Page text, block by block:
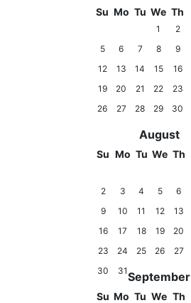
Su Mo Tu We Th
1 2
5
6 7 8 9
12
13 14 15 16
19
20 21 22 23
26
27 28 29 30
August
Su Mo Tu We Th
2
3 4 5 6
9
10 11 12 13
16
17 18 19 20
23
24 25 26 27
30
31September
Su Mo Tu We Th